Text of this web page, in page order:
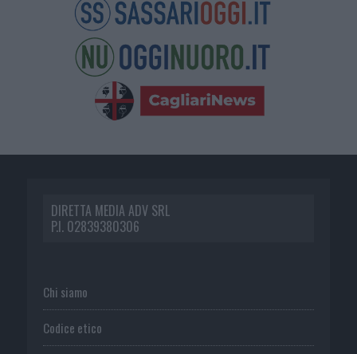
DIRETTA MEDIA ADV SRL
P.I. 02839380306
Chi siamo
Codice etico